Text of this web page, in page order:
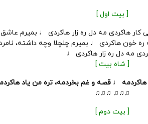
[ بیت اول ]
کار هاکردی مه دل ره زار هاکردی ♩ بمیرم
ره خون هاکردی ♩ بمیرم چلچلا وچه داشته،
مه دل ره زار هاکردی ♩
[ شاه بیت ]
هاکردمه ♩ قصه و غم بخردمه، تره من یاد
♫♫♫ ♫♫♫
[ بیت دوم ]